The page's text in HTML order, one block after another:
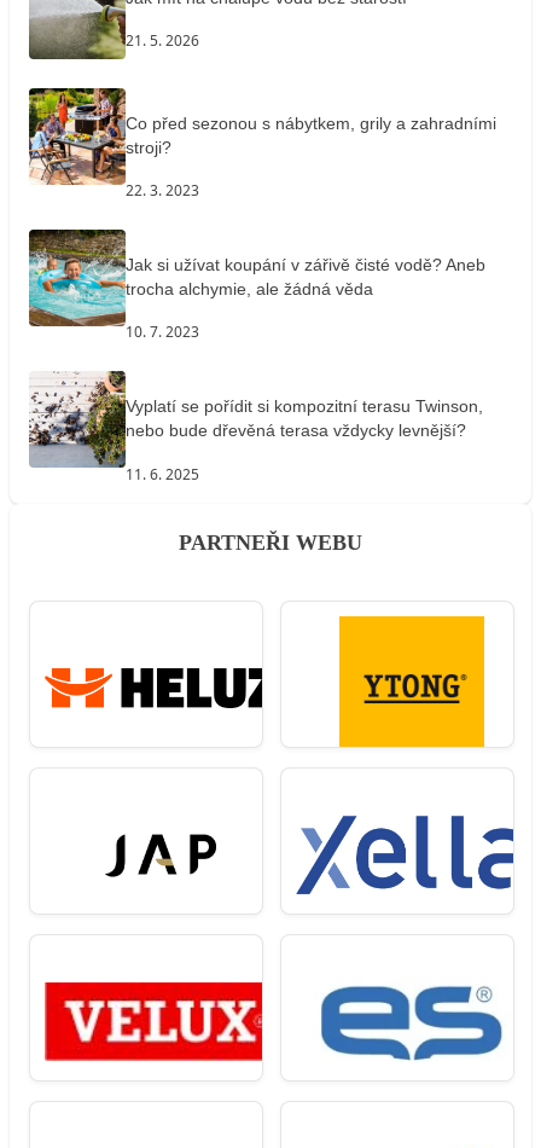
21. 5. 2026
Co před sezonou s nábytkem, grily a zahradními
stroji?
22. 3. 2023
Jak si užívat koupání v zářivě čisté vodě? Aneb
trocha alchymie, ale žádná věda
10. 7. 2023
Vyplatí se pořídit si kompozitní terasu Twinson,
nebo bude dřevěná terasa vždycky levnější?
11. 6. 2025
PARTNEŘI WEBU